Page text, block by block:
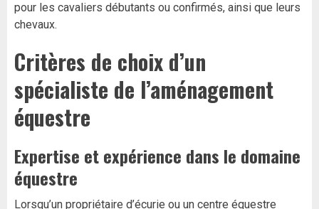
pour les cavaliers débutants ou confirmés, ainsi que leurs
chevaux.
Critères de choix d’un
spécialiste de l’aménagement
équestre
Expertise et expérience dans le domaine
équestre
Lorsqu’un propriétaire d’écurie ou un centre équestre